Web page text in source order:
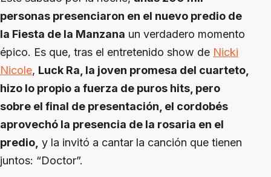
personas presenciaron en el nuevo predio de
la Fiesta de la Manzana un verdadero momento
épico. Es que, tras el entretenido show de Nicki
Nicole, Luck Ra, la joven promesa del cuarteto,
hizo lo propio a fuerza de puros hits, pero
sobre el final de presentación, el cordobés
aprovechó la presencia de la rosaria en el
predio, y la invitó a cantar la canción que tienen
juntos: “Doctor”.